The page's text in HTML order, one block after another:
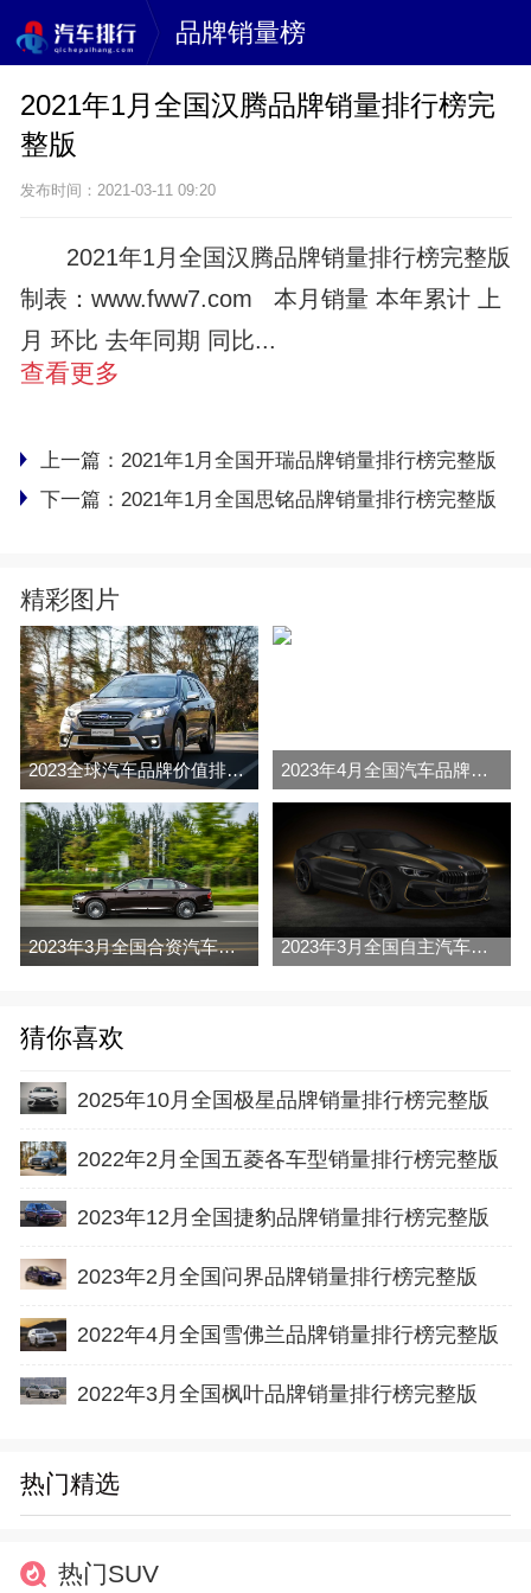
品牌销量榜
2021年1月全国汉腾品牌销量排行榜完
整版
发布时间：2021-03-11 09:20
2021年1月全国汉腾品牌销量排行榜完整版
制表：www.fww7.com 本月销量 本年累计 上
月 环比 去年同期 同比...
查看更多
上一篇： 2021年1月全国开瑞品牌销量排行榜完整版
下一篇： 2021年1月全国思铭品牌销量排行榜完整版
精彩图片
2023全球汽车品牌价值排行榜（Brand Finance 2023年4月全国汽车品牌销量排行榜完整版
2023年3月全国合资汽车品牌销量排行榜完整版 2023年3月全国自主汽车品牌销量排行榜完整版
猜你喜欢
2025年10月全国极星品牌销量排行榜完整版
2022年2月全国五菱各车型销量排行榜完整版
2023年12月全国捷豹品牌销量排行榜完整版
2023年2月全国问界品牌销量排行榜完整版
2022年4月全国雪佛兰品牌销量排行榜完整版
2022年3月全国枫叶品牌销量排行榜完整版
热门精选
热门SUV